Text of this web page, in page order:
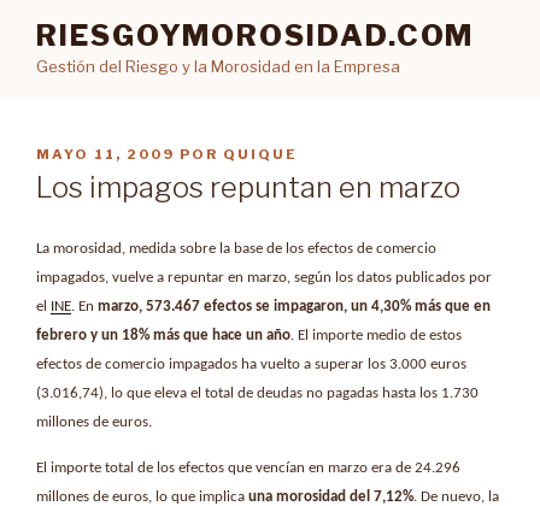
contenido
RIESGOYMOROSIDAD.COM
Gestión del Riesgo y la Morosidad en la Empresa
PUBLICADO
EN
MAYO 11, 2009 POR QUIQUE
Los impagos repuntan en marzo
La morosidad, medida sobre la base de los efectos de comercio
impagados, vuelve a repuntar en marzo, según los datos publicados por
el
INE. En marzo, 573.467 efectos se impagaron, un 4,30% más que en
febrero y un 18% más que hace un año. El importe medio de estos
efectos de comercio impagados ha vuelto a superar los 3.000 euros
(3.016,74), lo que eleva el total de deudas no pagadas hasta los 1.730
millones de euros.
El importe total de los efectos que vencían en marzo era de 24.296
millones de euros, lo que implica una morosidad del 7,12%. De nuevo, la